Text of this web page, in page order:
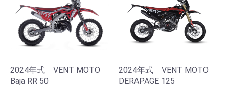
2024年式 VENT MOTO
Baja RR 50
2024年式 VENT MOTO
DERAPAGE 125